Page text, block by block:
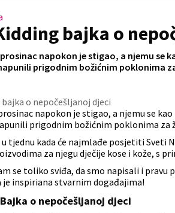
bajka o
napokon je stigao, a njemu se
prigodnim božićnim poklonima
napokon je stigao, a njemu se
prigodnim božićnim poklonima za
tjednu kada će najmlađe posjetiti Sveti
za njegu dječije kose i kože, s
se toliko sviđa, da smo napisali i
je inspiriana stvarnim događajima!
o nepočešljanoj djeci